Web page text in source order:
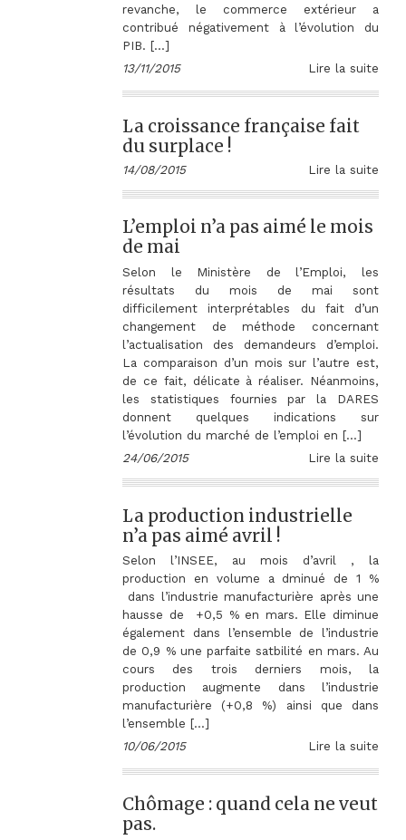
revanche, le commerce extérieur a
contribué négativement à l’évolution du
PIB. […]
13/11/2015
Lire la suite
La croissance française fait
du surplace !
14/08/2015 Lire la suite
L’emploi n’a pas aimé le mois
de mai
Selon le Ministère de l’Emploi, les
résultats du mois de mai sont
difficilement interprétables du fait d’un
changement de méthode concernant
l’actualisation des demandeurs d’emploi.
La comparaison d’un mois sur l’autre est,
de ce fait, délicate à réaliser. Néanmoins,
les statistiques fournies par la DARES
donnent quelques indications sur
l’évolution du marché de l’emploi en […]
24/06/2015
Lire la suite
La production industrielle
n’a pas aimé avril !
Selon l’INSEE, au mois d’avril , la
production en volume a dminué de 1 %
dans l’industrie manufacturière après une
hausse de +0,5 % en mars. Elle diminue
également dans l’ensemble de l’industrie
de 0,9 % une parfaite satbilité en mars. Au
cours des trois derniers mois, la
production augmente dans l’industrie
manufacturière (+0,8 %) ainsi que dans
l’ensemble […]
10/06/2015
Lire la suite
Chômage : quand cela ne veut
pas.